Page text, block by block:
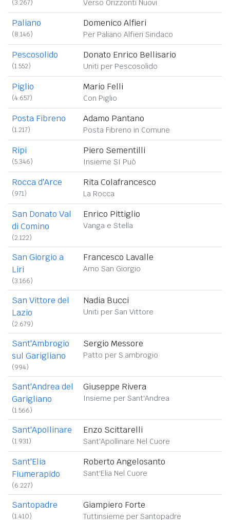
(3.267) Verso Orizzonti Nuovi
Paliano
(8.146)
Domenico Alfieri
Per Paliano Alfieri Sindaco
Pescosolido
(1.552)
Donato Enrico Bellisario
Uniti per Pescosolido
Piglio
(4.657)
Mario Felli
Con Piglio
Posta Fibreno
(1.217)
Adamo Pantano
Posta Fibreno in Comune
Ripi
(5.346)
Piero Sementilli
Insieme SI Può
Rocca d'Arce
(971)
Rita Colafrancesco
La Rocca
San Donato Val
di Comino
(2.122)
Enrico Pittiglio
Vanga e Stella
San Giorgio a
Liri
(3.166)
Francesco Lavalle
Amo San Giorgio
San Vittore del
Lazio
(2.679)
Nadia Bucci
Uniti per San Vittore
Sant'Ambrogio
sul Garigliano
(994)
Sergio Messore
Patto per S.ambrogio
Sant'Andrea del
Garigliano
(1.566)
Giuseppe Rivera
Insieme per Sant'Andrea
Sant'Apollinare
(1.931)
Enzo Scittarelli
Sant'Apollinare Nel Cuore
Sant'Elia
Fiumerapido
(6.227)
Roberto Angelosanto
Sant'Elia Nel Cuore
Santopadre
(1.410)
Giampiero Forte
Tuttinsieme per Santopadre